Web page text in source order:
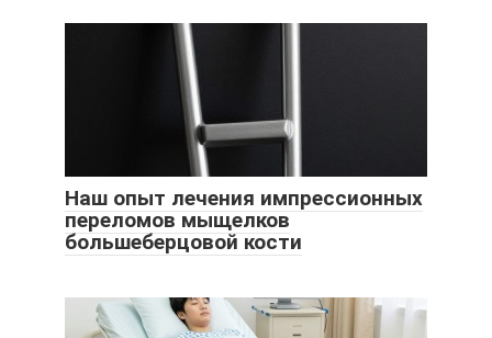
Наш опыт лечения импрессионных
переломов мыщелков
большеберцовой кости